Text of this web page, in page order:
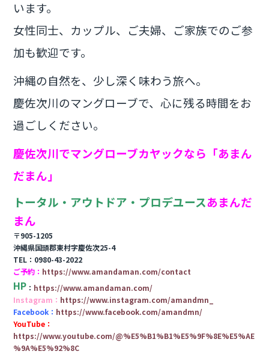
います。
女性同士、カップル、ご夫婦、ご家族でのご参
加も歓迎です。
沖縄の自然を、少し深く味わう旅へ。
慶佐次川のマングローブで、心に残る時間をお
過ごしください。
慶佐次川でマングローブカヤックなら「あまん
だまん」
トータル・アウトドア・プロデユースあまんだ
まん
〒905-1205
沖縄県国頭郡東村字慶佐次25-4
TEL：0980-43-2022
ご予約： https://www.amandaman.com/contact
HP ： https://www.amandaman.com/
Instagram： https://www.instagram.com/amandmn_
Facebook： https://www.facebook.com/amandmn/
YouTube：
https://www.youtube.com/@%E5%B1%B1%E5%9F%8E%E5%AE
%9A%E5%92%8C